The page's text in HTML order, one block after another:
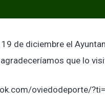
de diciembre el
que lo
oviedodeporte/